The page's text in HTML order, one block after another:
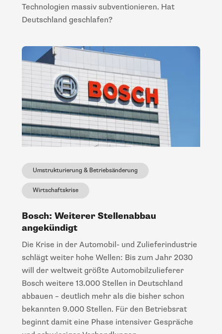
Technologien massiv subventionieren. Hat
Deutschland geschlafen?
Umstrukturierung & Betriebsänderung
Wirtschaftskrise
Bosch: Weiterer Stellenabbau
angekündigt
Die Krise in der Automobil- und Zulieferindustrie
schlägt weiter hohe Wellen: Bis zum Jahr 2030
will der weltweit größte Automobilzulieferer
Bosch weitere 13.000 Stellen in Deutschland
abbauen – deutlich mehr als die bisher schon
bekannten 9.000 Stellen. Für den Betriebsrat
beginnt damit eine Phase intensiver Gespräche